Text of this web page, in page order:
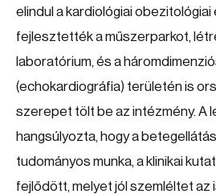
elindul a kardiológiai obezitológiai
fejlesztették a műszerparkot,
laboratórium, és a
(echokardiográfia) területén is
szerepet tölt be az intézmény. A
hangsúlyozta, hogy a
tudományos munka, a klinikai
fejlődött, melyet jól szemléltet az